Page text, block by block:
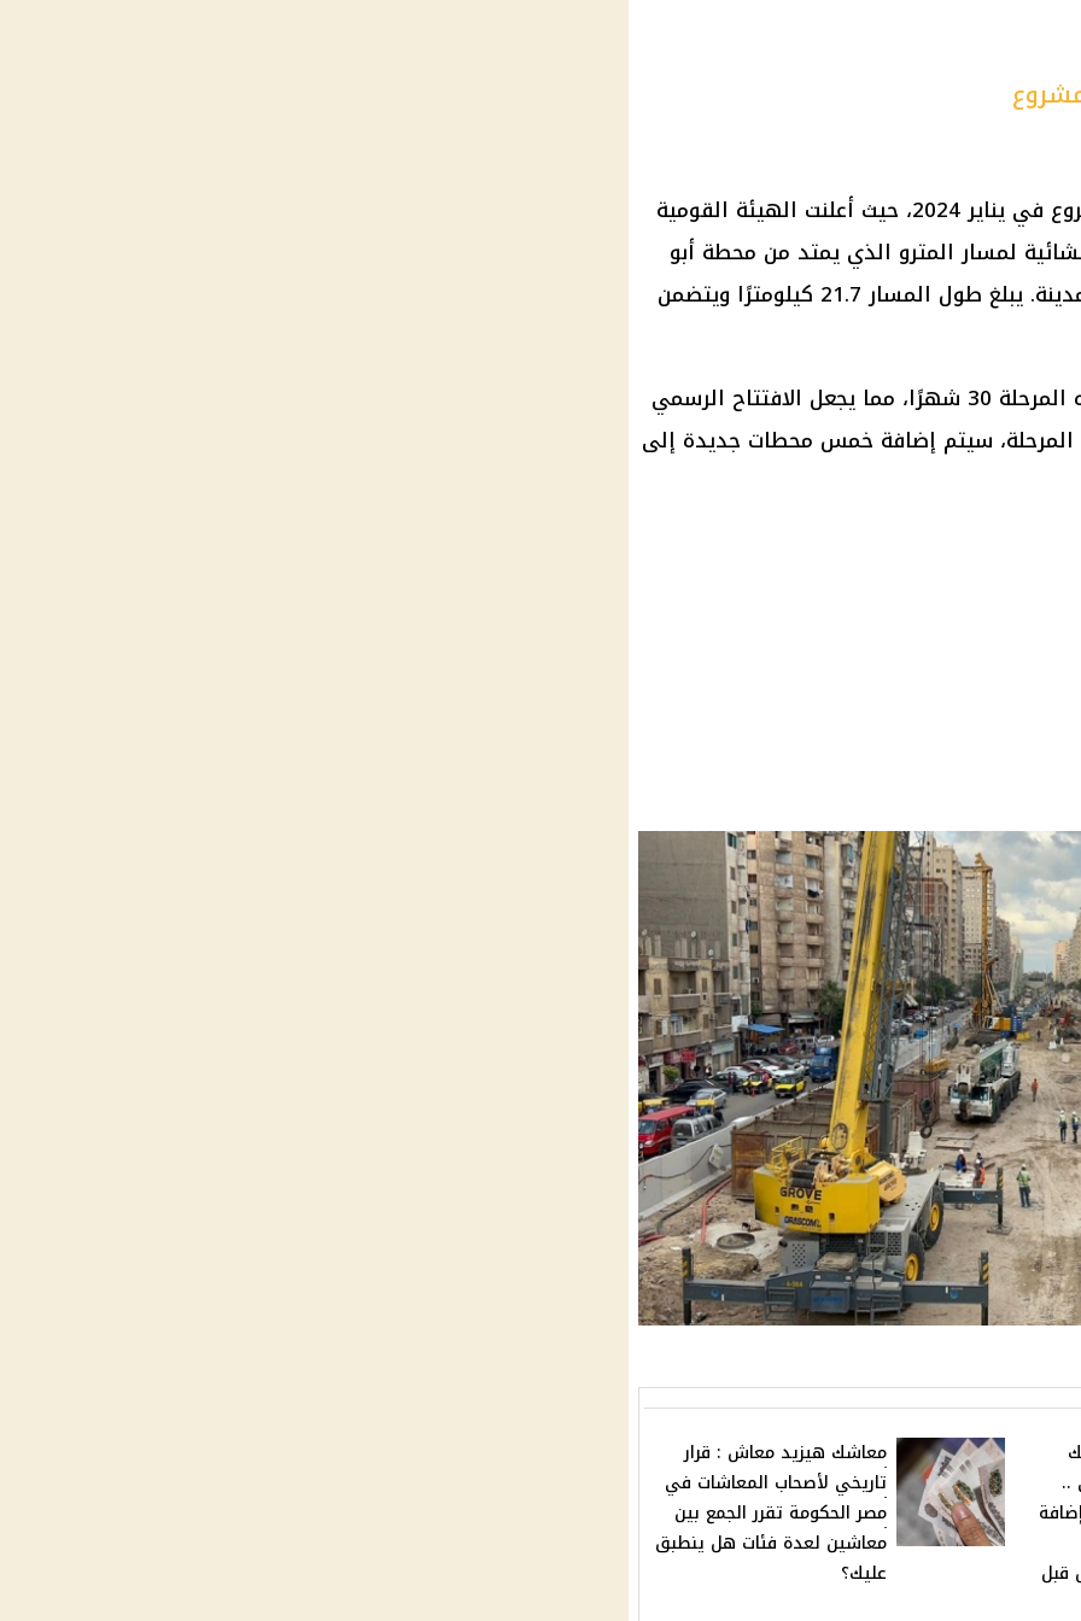
بدأ تنفيذ المرحلة الأولى من المشروع في يناير 2024، حيث أعلنت الهيئة القومية
لمسار المترو الذي يمتد من محطة أبو
قير شرقًا إلى محطة مصر وسط المدينة. يبلغ طول المسار 21.7 كيلومترًا ويتضمن
من المتوقع أن يستغرق تنفيذ هذه المرحلة 30 شهرًا، مما يجعل الافتتاح الرسمي
وخلال هذه المرحلة، سيتم إضافة خمس محطات جديدة إلى
..
قبل
معاشك هيزيد معاش : قرار
تاريخي لأصحاب المعاشات في
مصر الحكومة تقرر الجمع بين
معاشين لعدة فئات هل ينطبق
عليك؟